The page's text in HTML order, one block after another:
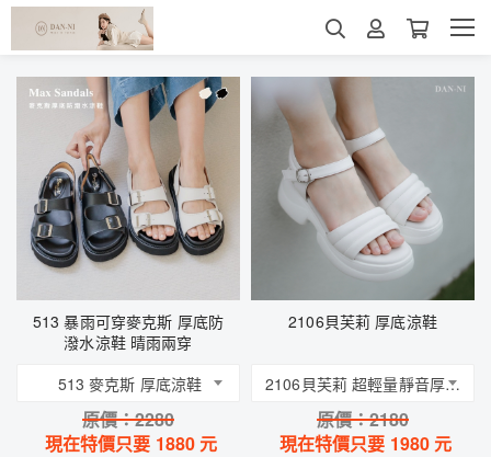
513 暴雨可穿麥克斯 厚底防
潑水涼鞋 晴雨兩穿
513 麥克斯 厚底涼鞋
原價：2280
現在特價只要 1880 元
2106貝芙莉 厚底涼鞋
2106貝芙莉 超輕量靜音厚底涼鞋
原價：2180
現在特價只要 1980 元